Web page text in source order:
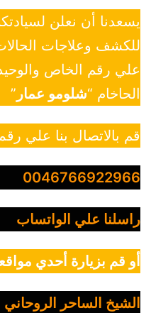
يسعدنا أن نعلن
للكشف وعلاجات
علي رقم الخاص
الحاخام “شلومو عمار ”
قم بالاتصال بنا علي
0046766922966
راسلنا علي الواتساب
أو قم بزيارة أحدي
الشيخ الساحر الروحاني